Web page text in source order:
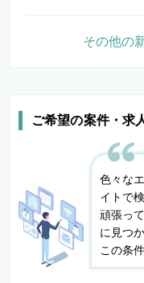
ご希望の案件・求
色々な
イトで
頑張っ
に見つ
この条
その他の